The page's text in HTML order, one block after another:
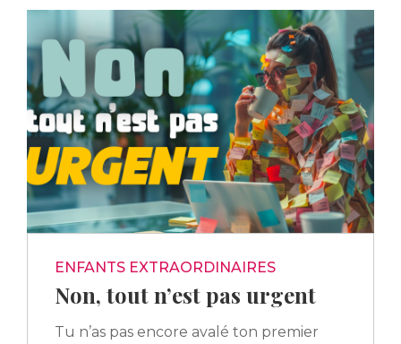
ENFANTS EXTRAORDINAIRES
Non, tout n’est pas urgent
Tu n’as pas encore avalé ton premier